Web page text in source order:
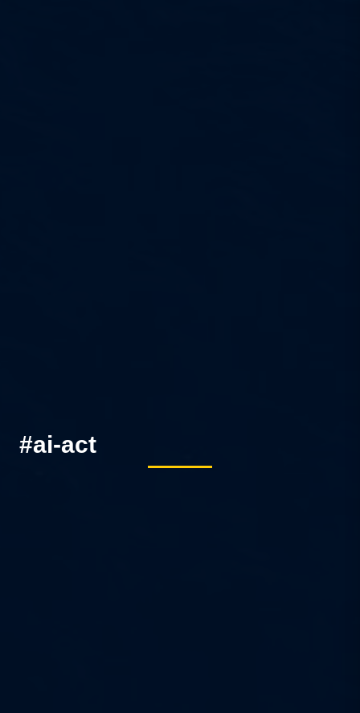
#ai-act